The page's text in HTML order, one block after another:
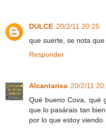
DULCE 20/2/11 20:25
que suerte, se nota
Responder
Alcantarisa 20/2/11
Qué bueno Cova, qué
que lo pasárais tan
por lo que estoy viendo.